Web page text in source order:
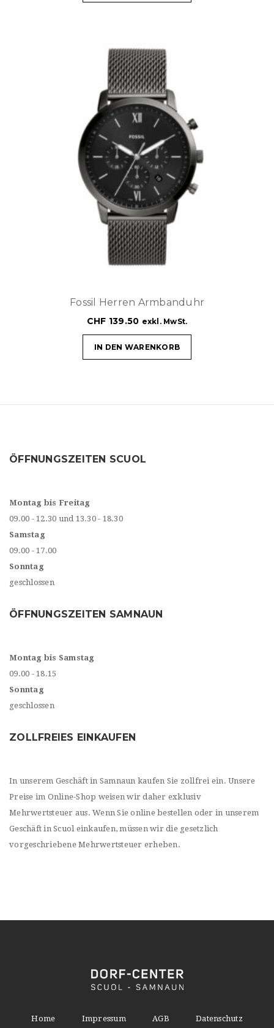
Fossil Herren Armbanduhr
CHF 139.50 exkl. MwSt.
IN DEN WARENKORB
ÖFFNUNGSZEITEN SCUOL
Montag bis Freitag
09.00 - 12.30 und 13.30 - 18.30
Samstag
09.00 - 17.00
Sonntag
geschlossen
ÖFFNUNGSZEITEN SAMNAUN
Montag bis Samstag
09.00 - 18.15
Sonntag
geschlossen
ZOLLFREIES EINKAUFEN
In unserem Geschäft in Samnaun kaufen Sie zollfrei ein. Unsere
Preise im Online-Shop weisen wir daher exklusiv
Mehrwertsteuer aus. Wenn Sie online bestellen oder in unserem
Geschäft in Scuol einkaufen, müssen wir die gesetzlich
vorgeschriebene Mehrwertsteuer erheben.
Home Impressum AGB Datenschutz